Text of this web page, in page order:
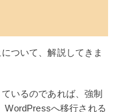
ついて、解説してきま
いるのであれば、強制
WordPressへ移行される